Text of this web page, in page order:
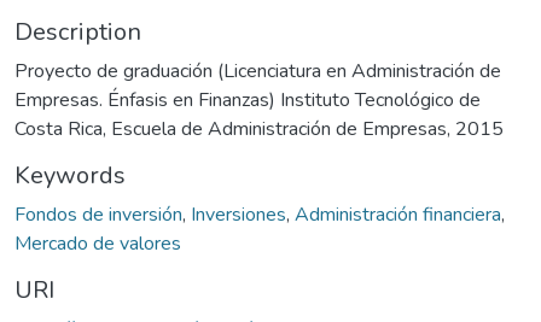
Description
Proyecto de graduación (Licenciatura en Administración de
Empresas. Énfasis en Finanzas) Instituto Tecnológico de
Costa Rica, Escuela de Administración de Empresas, 2015
Keywords
Fondos de inversión, Inversiones, Administración financiera,
Mercado de valores
URI